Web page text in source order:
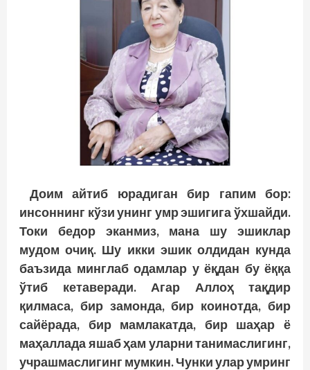
Доим айтиб юрадиган бир гапим бор:
инсоннинг кўзи унинг умр эшигига ўхшайди.
Токи бедор эканмиз, мана шу эшиклар
мудом очиқ. Шу икки эшик олдидан кунда
баъзида минглаб одамлар у ёқдан бу ёққа
ўтиб кетаверади. Агар Аллоҳ тақдир
қилмаса, бир замонда, бир коинотда, бир
сайёрада, бир мамлакатда, бир шаҳар ё
маҳаллада яшаб ҳам уларни танимаслигинг,
учрашмаслигинг мумкин. Чунки улар умринг